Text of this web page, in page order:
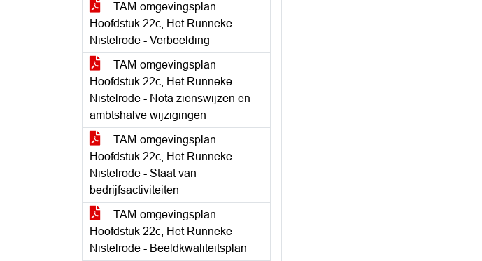
TAM-omgevingsplan
Hoofdstuk 22c, Het Runneke
Nistelrode - Verbeelding
TAM-omgevingsplan
Hoofdstuk 22c, Het Runneke
Nistelrode - Nota zienswijzen en
ambtshalve wijzigingen
TAM-omgevingsplan
Hoofdstuk 22c, Het Runneke
Nistelrode - Staat van
bedrijfsactiviteiten
TAM-omgevingsplan
Hoofdstuk 22c, Het Runneke
Nistelrode - Beeldkwaliteitsplan